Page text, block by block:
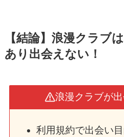
【結論】浪漫クラブ
あり出会えない！
浪漫クラブが
利用規約で出会い